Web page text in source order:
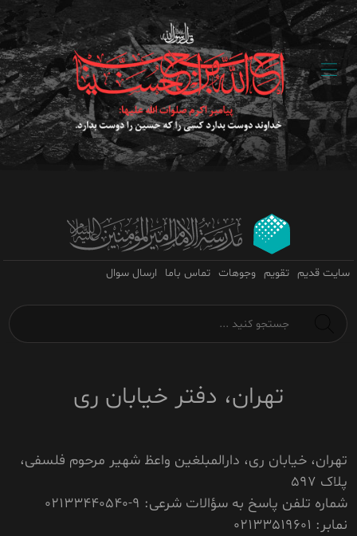
سایت قدیم تقویم وجوهات تماس باما ارسال سوال
تهران، دفتر خیابان ری
تهران، خیابان ری، دارالمبلغین واعظ شهیر مرحوم فلسفی،
پلاک 597
شماره تلفن پاسخ به سؤالات شرعی: 9-02133440540
نمابر: 02133519601